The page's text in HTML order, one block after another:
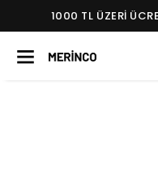
1000 TL ÜZERI